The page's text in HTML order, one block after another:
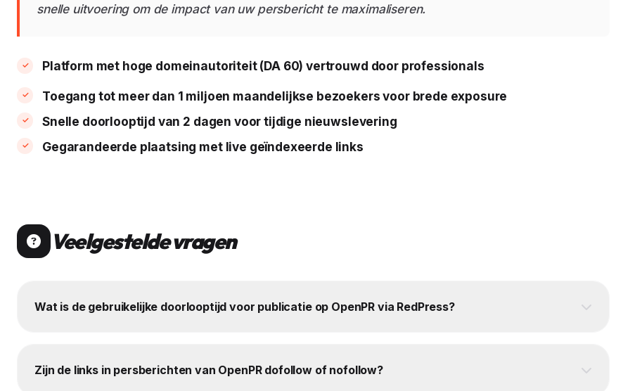
snelle uitvoering om de impact van uw persbericht te maximaliseren.
Platform met hoge domeinautoriteit (DA 60) vertrouwd door professionals
Toegang tot meer dan 1 miljoen maandelijkse bezoekers voor brede exposure
Snelle doorlooptijd van 2 dagen voor tijdige nieuwslevering
Gegarandeerde plaatsing met live geïndexeerde links
Veelgestelde vragen
Wat is de gebruikelijke doorlooptijd voor publicatie op OpenPR via RedPress?
Zijn de links in persberichten van OpenPR dofollow of nofollow?